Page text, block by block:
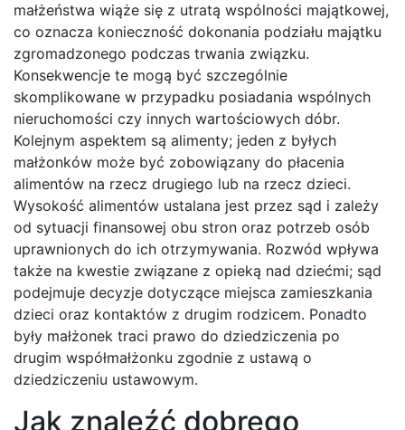
małżeństwa wiąże się z utratą wspólności majątkowej,
co oznacza konieczność dokonania podziału majątku
zgromadzonego podczas trwania związku.
Konsekwencje te mogą być szczególnie
skomplikowane w przypadku posiadania wspólnych
nieruchomości czy innych wartościowych dóbr.
Kolejnym aspektem są alimenty; jeden z byłych
małżonków może być zobowiązany do płacenia
alimentów na rzecz drugiego lub na rzecz dzieci.
Wysokość alimentów ustalana jest przez sąd i zależy
od sytuacji finansowej obu stron oraz potrzeb osób
uprawnionych do ich otrzymywania. Rozwód wpływa
także na kwestie związane z opieką nad dziećmi; sąd
podejmuje decyzje dotyczące miejsca zamieszkania
dzieci oraz kontaktów z drugim rodzicem. Ponadto
były małżonek traci prawo do dziedziczenia po
drugim współmałżonku zgodnie z ustawą o
dziedziczeniu ustawowym.
Jak znaleźć dobrego